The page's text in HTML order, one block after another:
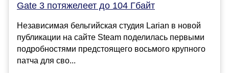
Gate 3 потяжелеет до 104 Гбайт
Независимая бельгийская студия Larian в новой
публикации на сайте Steam поделилась первыми
подробностями предстоящего восьмого крупного
патча для сво...